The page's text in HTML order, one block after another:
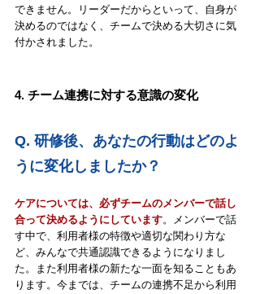
できません。リーダーだからといって、自身が
決めるのではなく、チームで決める大切さに気
付かされました。
4. チーム連携に対する意識の変化
Q. 研修後、あなたの行動はどのよ
うに変化しましたか？
ケアについては、必ずチームのメンバーで話し
合って決めるようにしています。メンバーで話
す中で、利用者様の特徴や適切な関わり方な
ど、みんなで共通認識できるようになりまし
た。また利用者様の新たな一面を知ることもあ
ります。今までは、チームの連携不足から利用